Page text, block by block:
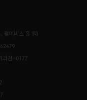
펄어비스 홈 원)
과천-0177